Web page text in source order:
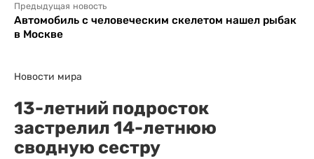
Предыдущая новость
Автомобиль с человеческим скелетом нашел рыбак
в Москве
Новости мира
13-летний подросток
застрелил 14-летнюю
сводную сестру